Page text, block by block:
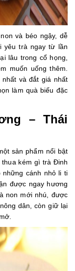
và béo ngậy, dễ
yêu trà ngay từ lần
lâu trong cổ họng,
muốn uống thêm.
và đắt giá nhất
làm quà biếu đặc
– Thái
sản phẩm nổi bật
thua kém gì trà Đinh
những cánh nhỏ li ti
được ngay hương
non mới nhú, được
dân, còn giữ lại